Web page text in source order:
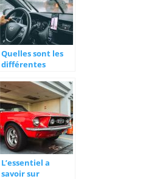
Quelles sont les
différentes
proposées par les
assurances auto ?
L’essentiel a
savoir sur